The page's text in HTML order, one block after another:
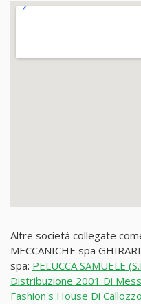
Altre società collegate
MECCANICHE spa
spa: PELUCCA SAMUELE
Distribuzione 2001 Di
Fashion's House Di